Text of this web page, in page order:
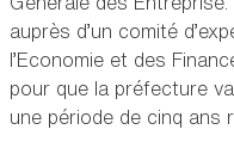
auprès d’un comité
l’Economie et des
pour que la préfecture
une période de cinq ans